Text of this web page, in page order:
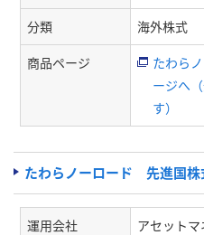
分類
海外株式
商品ページ
たわら
ージへ
す）
たわらノーロード 先進国株
運用会社
アセット